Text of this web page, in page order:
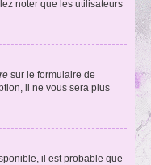
noter que les utilisateurs
sur le formulaire de
il ne vous sera plus
il est probable que